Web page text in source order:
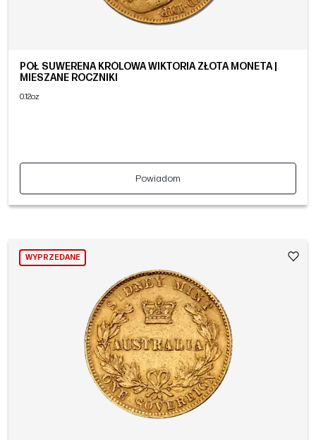
PÓŁ SUWERENA KRÓLOWA WIKTORIA ZŁOTA MONETA |
MIESZANE ROCZNIKI
0.12oz
Powiadom
WYPRZEDANE